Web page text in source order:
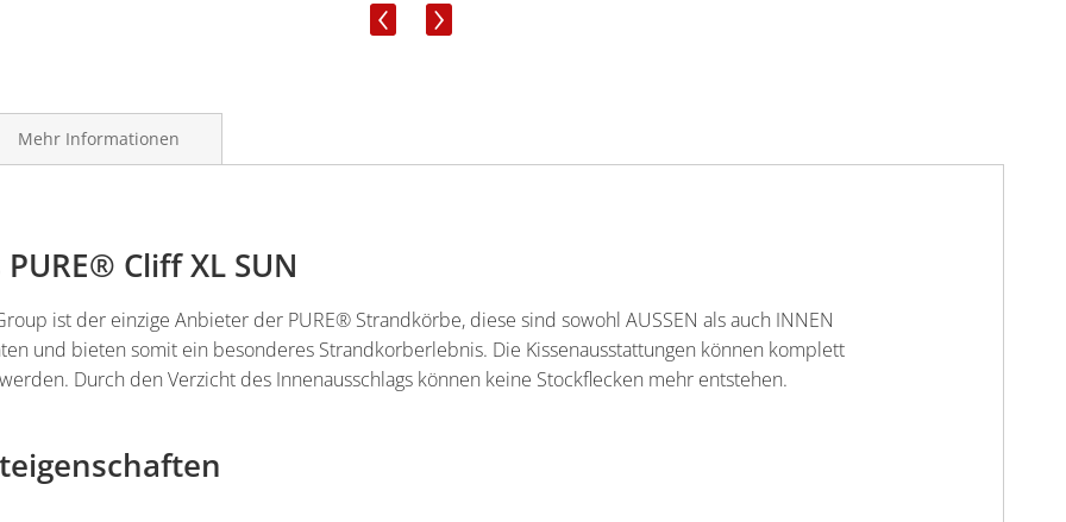
‹ ›
Cliff XL SUN
ist der einzige Anbieter der PURE® Strandkörbe, diese sind sowohl AUSSEN als auch INNEN
und bieten somit ein besonderes Strandkorberlebnis. Die Kissenausstattungen können komplett
Durch den Verzicht des Innenausschlags können keine Stockflecken mehr entstehen.
Mehr Informationen